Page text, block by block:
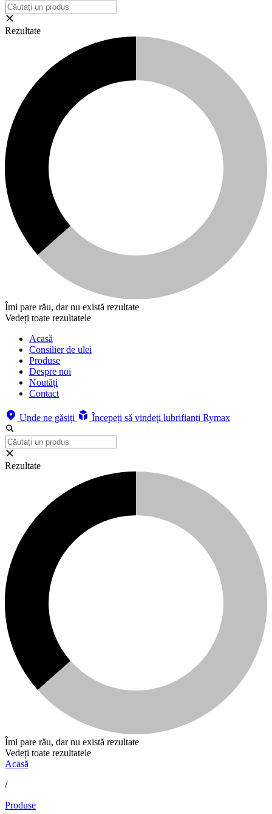
Rezultate
Îmi pare rău, dar nu există rezultate
Vedeți toate rezultatele
Acasă
Consilier de ulei
Produse
Despre noi
Noutăți
Contact
Unde ne găsiți Începeți să vindeți lubrifianți Rymax
Rezultate
Îmi pare rău, dar nu există rezultate
Vedeți toate rezultatele
Acasă
/
Produse